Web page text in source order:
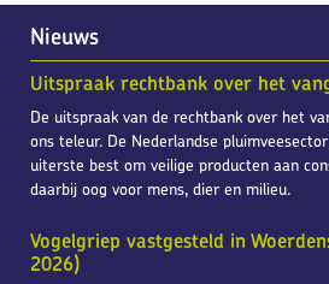
Nieuws
Uitspraak rechtbank over het
De uitspraak van de rechtbank over het
ons teleur. De Nederlandse
uiterste best om veilige producten aan
daarbij oog voor mens, dier en milieu.
Vogelgriep vastgesteld in
2026)